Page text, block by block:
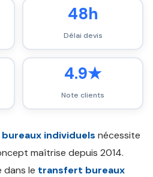
48h
Délai devis
4.9★
Note clients
individuels nécessite
maîtrise depuis 2014.
dans le transfert bureaux